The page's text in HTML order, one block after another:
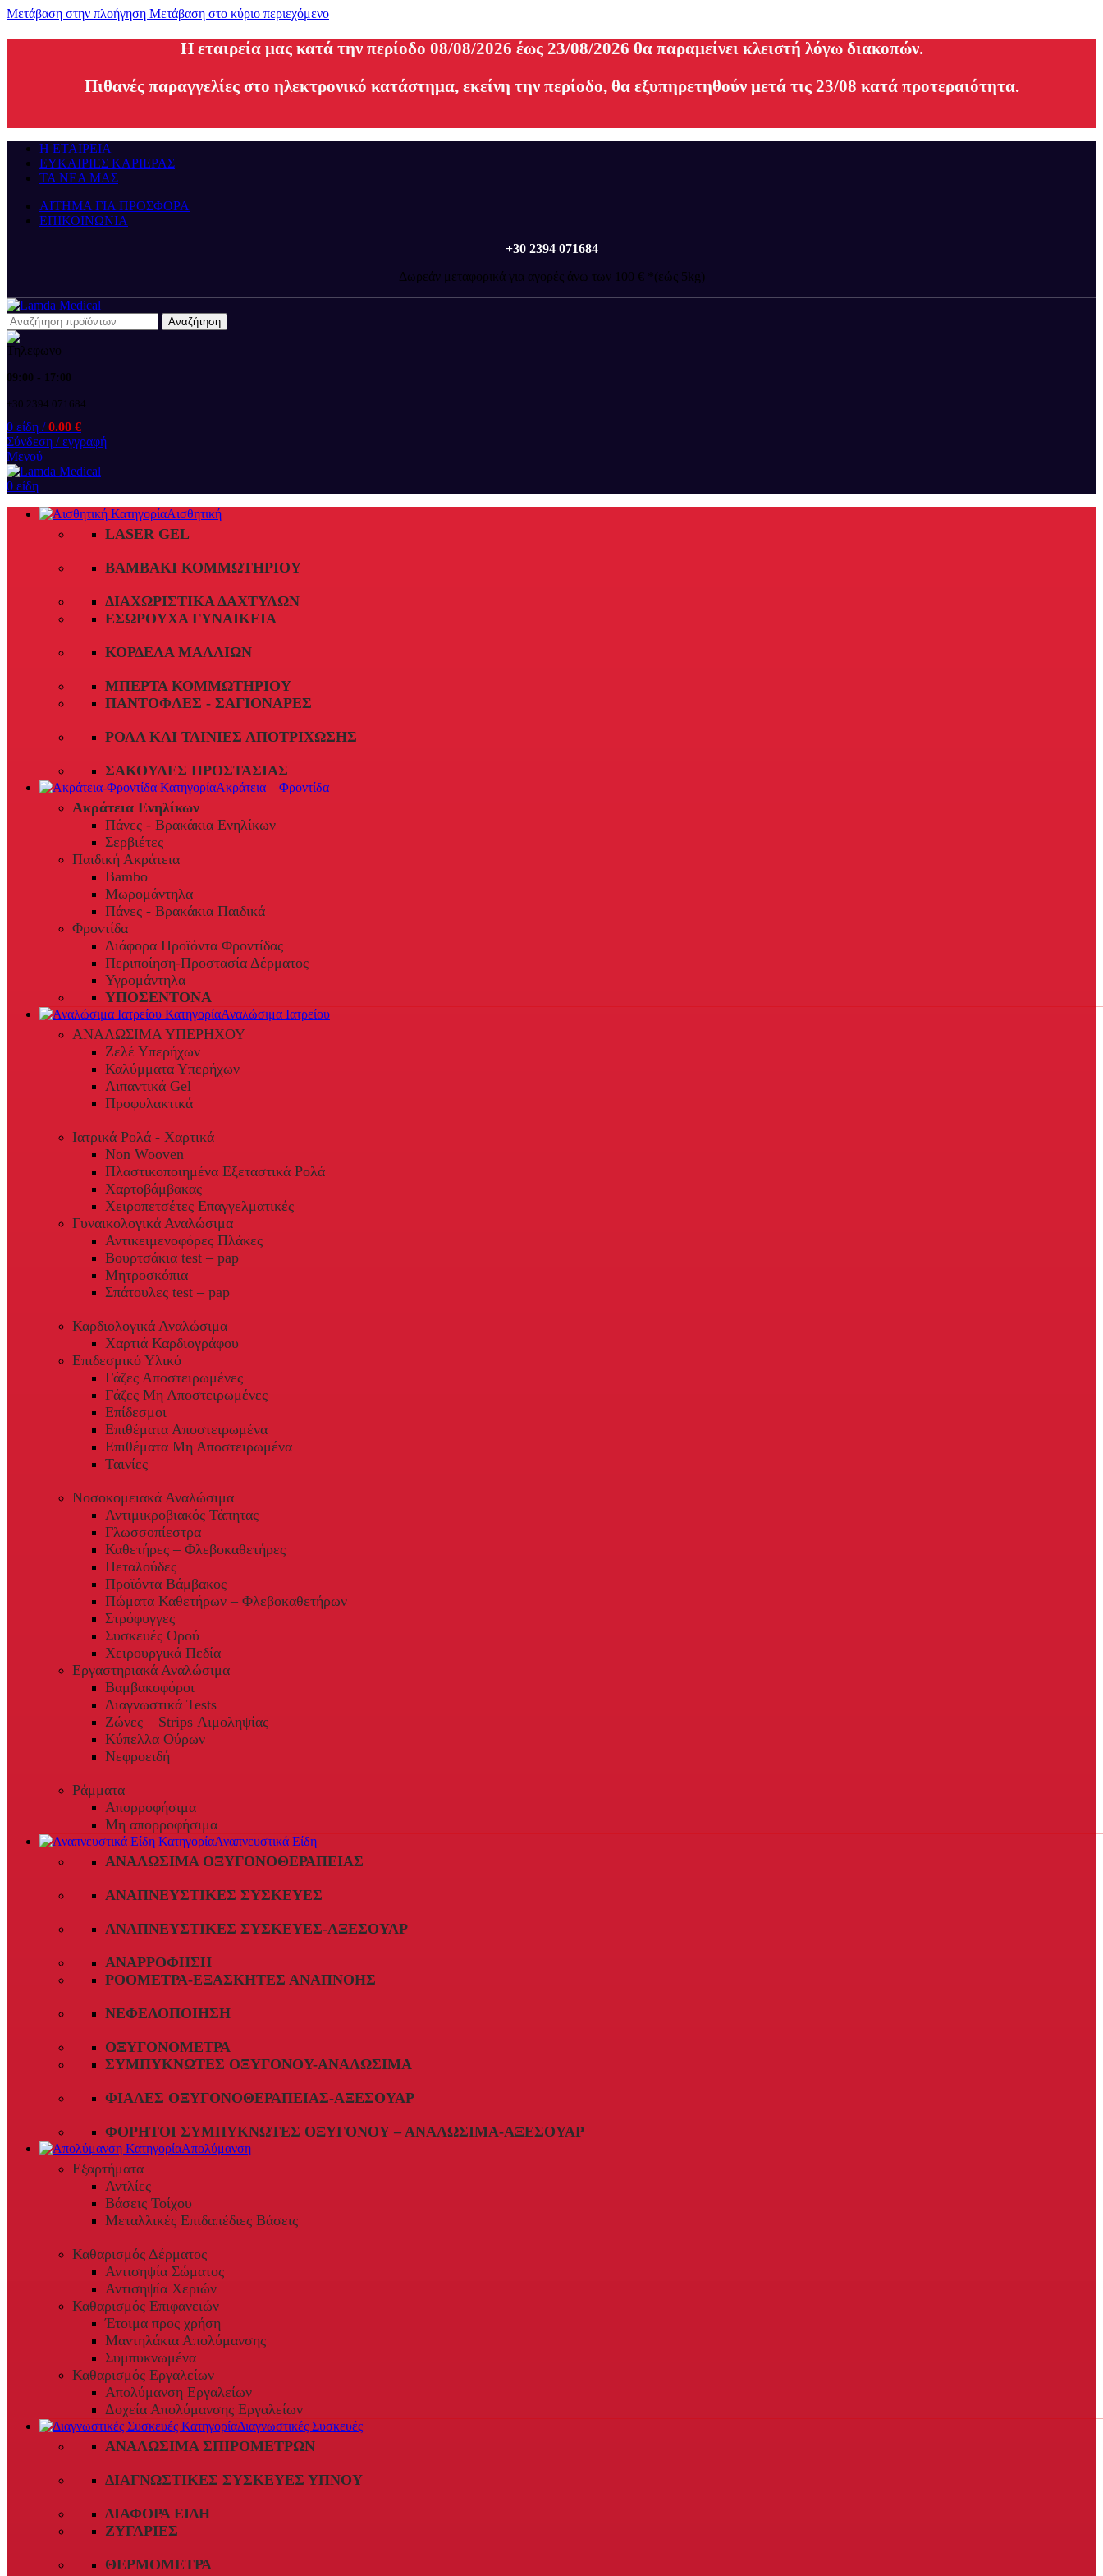
Μετάβαση στην πλοήγηση Μετάβαση στο κύριο περιεχόμενο
H εταιρεία μας κατά την περίοδο 08/08/2026 έως 23/08/2026 θα παραμείνει κλειστή λόγω διακοπών.
Πιθανές παραγγελίες στο ηλεκτρονικό κατάστημα, εκείνη την περίοδο, θα εξυπηρετηθούν μετά τις 23/08 κατά προτεραιότητα.
Η ΕΤΑΙΡΕΙΑ
ΕΥΚΑΙΡΙΕΣ ΚΑΡΙΕΡΑΣ
ΤΑ ΝΕΑ ΜΑΣ
ΑΙΤΗΜΑ ΓΙΑ ΠΡΟΣΦΟΡΑ
ΕΠΙΚΟΙΝΩΝΙΑ
+30 2394 071684
Δωρεάν μεταφορικά για αγορές άνω των 100 € *(εώς 5kg)
Αναζήτηση
09:00 - 17:00
+30 2394 071684
0 είδη / 0.00 €
Σύνδεση / εγγραφή
Μενού
0 είδη
Αισθητική
LASER GEL
ΒΑΜΒΆΚΙ ΚΟΜΜΩΤΗΡΊΟΥ
ΔΙΑΧΩΡΙΣΤΙΚΆ ΔΑΧΤΎΛΩΝ
ΕΣΏΡΟΥΧΑ ΓΥΝΑΙΚΕΊΑ
ΚΟΡΔΈΛΑ ΜΑΛΛΙΏΝ
ΜΠΈΡΤΑ ΚΟΜΜΩΤΗΡΊΟΥ
ΠΑΝΤΌΦΛΕΣ - ΣΑΓΙΟΝΆΡΕΣ
ΡΟΛΆ ΚΑΙ ΤΑΙΝΊΕΣ ΑΠΟΤΡΊΧΩΣΗΣ
ΣΑΚΟΎΛΕΣ ΠΡΟΣΤΑΣΊΑΣ
Ακράτεια – Φροντίδα
Ακράτεια Ενηλίκων
Πάνες - Βρακάκια Ενηλίκων
Σερβιέτες
Παιδική Ακράτεια
Bambo
Μωρομάντηλα
Πάνες - Βρακάκια Παιδικά
Φροντίδα
Διάφορα Προϊόντα Φροντίδας
Περιποίηση-Προστασία Δέρματος
Υγρομάντηλα
ΥΠΟΣΕΝΤΟΝΑ
Αναλώσιμα Ιατρείου
ΑΝΑΛΩΣΙΜΑ ΥΠΕΡΗΧΟΥ
Ζελέ Υπερήχων
Καλύμματα Υπερήχων
Λιπαντικά Gel
Προφυλακτικά
Ιατρικά Ρολά - Χαρτικά
Non Wooven
Πλαστικοποιημένα Εξεταστικά Ρολά
Χαρτοβάμβακας
Χειροπετσέτες Επαγγελματικές
Γυναικολογικά Αναλώσιμα
Αντικειμενοφόρες Πλάκες
Βουρτσάκια test – pap
Μητροσκόπια
Σπάτουλες test – pap
Καρδιολογικά Αναλώσιμα
Χαρτιά Καρδιογράφου
Επιδεσμικό Υλικό
Γάζες Αποστειρωμένες
Γάζες Μη Αποστειρωμένες
Επίδεσμοι
Επιθέματα Αποστειρωμένα
Επιθέματα Μη Αποστειρωμένα
Ταινίες
Νοσοκομειακά Αναλώσιμα
Αντιμικροβιακός Τάπητας
Γλωσσοπίεστρα
Καθετήρες – Φλεβοκαθετήρες
Πεταλούδες
Προϊόντα Βάμβακος
Πώματα Καθετήρων – Φλεβοκαθετήρων
Στρόφυγγες
Συσκευές Ορού
Χειρουργικά Πεδία
Εργαστηριακά Αναλώσιμα
Βαμβακοφόροι
Διαγνωστικά Tests
Ζώνες – Strips Αιμοληψίας
Κύπελλα Ούρων
Νεφροειδή
Ράμματα
Απορροφήσιμα
Μη απορροφήσιμα
Αναπνευστικά Είδη
ΑΝΑΛΏΣΙΜΑ ΟΞΥΓΟΝΟΘΕΡΑΠΕΊΑΣ
ΑΝΑΠΝΕΥΣΤΙΚΈΣ ΣΥΣΚΕΥΈΣ
ΑΝΑΠΝΕΥΣΤΙΚΈΣ ΣΥΣΚΕΥΈΣ-ΑΞΕΣΟΥΆΡ
ΑΝΑΡΡΌΦΗΣΗ
ΡΟΌΜΕΤΡΑ-ΕΞΑΣΚΗΤΈΣ ΑΝΑΠΝΟΉΣ
ΝΕΦΕΛΟΠΟΊΗΣΗ
ΟΞΥΓΟΝΌΜΕΤΡΑ
ΣΥΜΠΥΚΝΩΤΈΣ ΟΞΥΓΌΝΟΥ-ΑΝΑΛΏΣΙΜΑ
ΦΙΆΛΕΣ ΟΞΥΓΟΝΟΘΕΡΑΠΕΊΑΣ-ΑΞΕΣΟΥΆΡ
ΦΟΡΗΤΟΊ ΣΥΜΠΥΚΝΩΤΈΣ ΟΞΥΓΌΝΟΥ – ΑΝΑΛΏΣΙΜΑ-ΑΞΕΣΟΥΆΡ
Απολύμανση
Εξαρτήματα
Αντλίες
Βάσεις Τοίχου
Μεταλλικές Επιδαπέδιες Βάσεις
Καθαρισμός Δέρματος
Αντισηψία Σώματος
Αντισηψία Χεριών
Καθαρισμός Επιφανειών
Έτοιμα προς χρήση
Μαντηλάκια Απολύμανσης
Συμπυκνωμένα
Καθαρισμός Εργαλείων
Απολύμανση Εργαλείων
Δοχεία Απολύμανσης Εργαλείων
Διαγνωστικές Συσκευές
ΑΝΑΛΏΣΙΜΑ ΣΠΙΡΟΜΈΤΡΩΝ
ΔΙΑΓΝΩΣΤΙΚΈΣ ΣΥΣΚΕΥΈΣ ΎΠΝΟΥ
ΔΙΆΦΟΡΑ ΕΊΔΗ
ΖΥΓΑΡΙΈΣ
ΘΕΡΜΌΜΕΤΡΑ